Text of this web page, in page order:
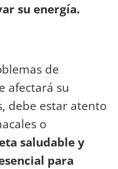
su energía.
de
afectará su
debe estar atento
o
saludable y
para